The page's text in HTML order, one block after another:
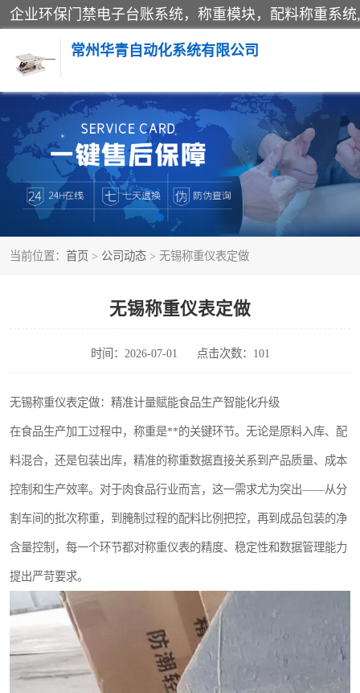
常州华青自动化系统有限公司
当前位置： 首页 > 公司动态 > 无锡称重仪表定做
无锡称重仪表定做
时间：2026-07-01 点击次数：101
无锡称重仪表定做：精准计量赋能食品生产智能化升级
在食品生产加工过程中，称重是**的关键环节。无论是原料入库、配
料混合，还是包装出库，精准的称重数据直接关系到产品质量、成本
控制和生产效率。对于肉食品行业而言，这一需求尤为突出——从分
割车间的批次称重，到腌制过程的配料比例把控，再到成品包装的净
含量控制，每一个环节都对称重仪表的精度、稳定性和数据管理能力
提出严苛要求。
称重模块
手工配料系统
自动化配料系统
屠宰轨道秤
移动源环保门禁电子台账系统